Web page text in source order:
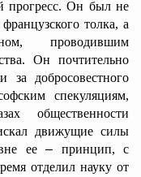
прогресс. Он был не
толка, а
проводившим
Он почтительно
за добросовестного
спекуляциям,
общественности
движущие силы
ее– принцип, с
отделил науку от